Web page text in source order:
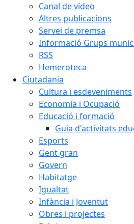
Canal de vídeo
Altres publicacions
Servei de premsa
Informació Grups
RSS
Hemeroteca
Ciutadania
Cultura i esdeveniments
Economia i Ocupació
Educació i formació
Guia d'activitats
Esports
Gent gran
Govern
Habitatge
Igualtat
Infància i Joventut
Obres i projectes